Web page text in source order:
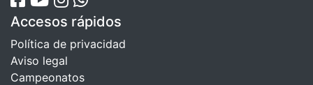
Accesos rápidos
Política de privacidad
Aviso legal
Campeonatos